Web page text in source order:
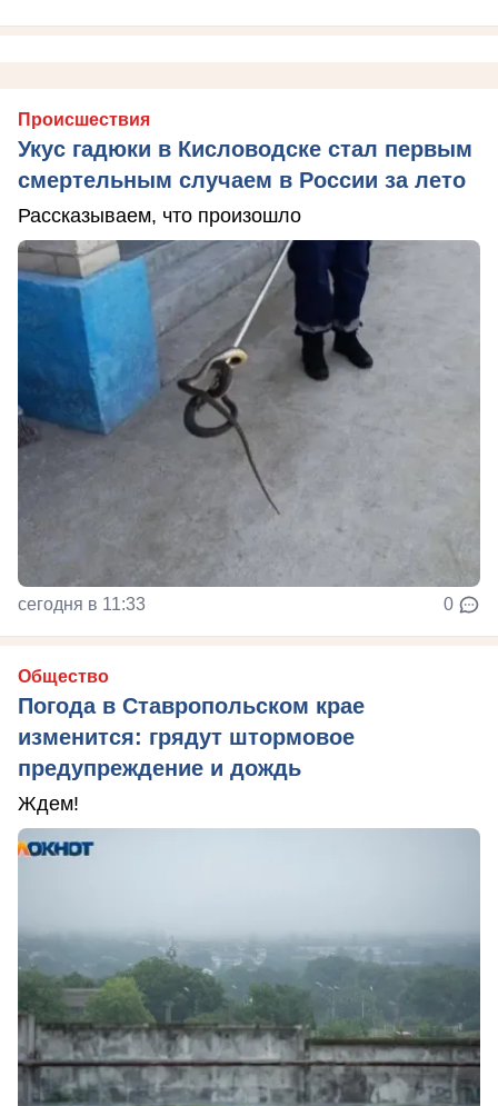
Происшествия
Укус гадюки в Кисловодске стал первым
смертельным случаем в России за лето
Рассказываем, что произошло
сегодня в 11:33 0
Общество
Погода в Ставропольском крае
изменится: грядут штормовое
предупреждение и дождь
Ждем!